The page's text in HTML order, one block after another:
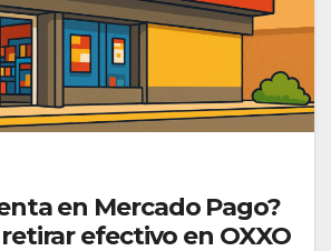
en Mercado Pago?
efectivo en OXXO